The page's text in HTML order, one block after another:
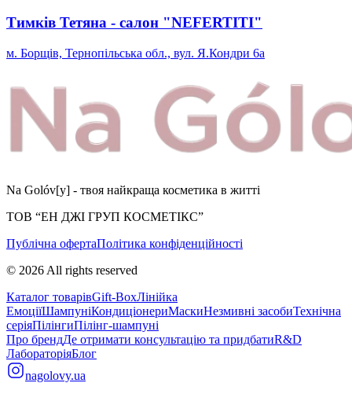
Тимків Тетяна - салон "NEFERTITI"
м. Борщів, Тернопільська обл., вул. Я.Кондри 6а
Na Golóv[y] - твоя найкраща косметика в житті
ТОВ “ЕН ДЖІ ГРУП КОСМЕТІКС”
Публічна офертаПолітика конфіденційності
© 2026 All rights reserved
Каталог товарівGift-BoxЛінійка
ЕмоціїШампуніКондиціонериМаскиНезмивні засобиТехнічна
серіяПілінгиПілінг-шампуні
Про брендДе отримати консультацію та придбатиR&D
ЛабораторіяБлог
nagolovy.ua